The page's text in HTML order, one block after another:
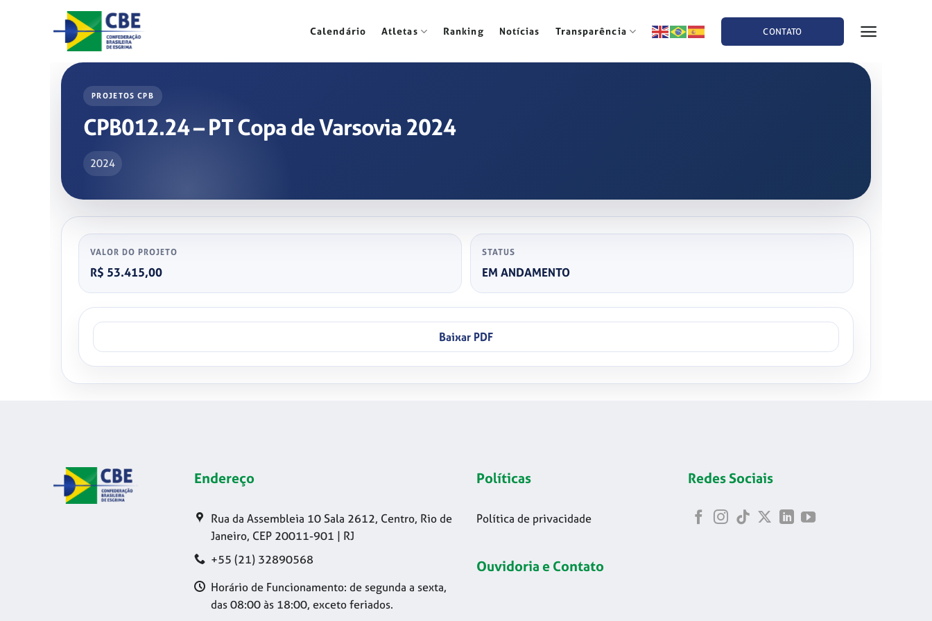
Calendário Atletas Ranking Notícias Transparência CONTATO
PROJETOS CPB
CPB012.24 – PT Copa de Varsovia 2024
2024
VALOR DO PROJETO
R$ 53.415,00
STATUS
EM ANDAMENTO
Baixar PDF
Endereço
Rua da Assembleia 10 Sala 2612, Centro, Rio de
Janeiro, CEP 20011-901 | RJ
+55 (21) 32890568
Horário de Funcionamento: de segunda a sexta,
das 08:00 às 18:00, exceto feriados.
Políticas
Política de privacidade
Ouvidoria e Contato
Redes Sociais